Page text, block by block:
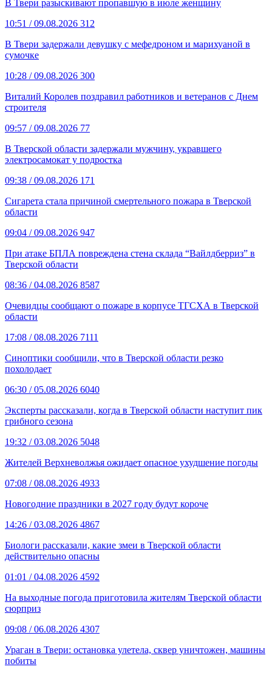
В Твери разыскивают пропавшую в июле женщину
10:51 / 09.08.2026 312
В Твери задержали девушку с мефедроном и марихуаной в
сумочке
10:28 / 09.08.2026 300
Виталий Королев поздравил работников и ветеранов с Днем
строителя
09:57 / 09.08.2026 77
В Тверской области задержали мужчину, укравшего
электросамокат у подростка
09:38 / 09.08.2026 171
Сигарета стала причиной смертельного пожара в Тверской
области
09:04 / 09.08.2026 947
При атаке БПЛА повреждена стена склада “Вайлдберриз” в
Тверской области
08:36 / 04.08.2026 8587
Очевидцы сообщают о пожаре в корпусе ТГСХА в Тверской
области
17:08 / 08.08.2026 7111
Синоптики сообщили, что в Тверской области резко
похолодает
06:30 / 05.08.2026 6040
Эксперты рассказали, когда в Тверской области наступит пик
грибного сезона
19:32 / 03.08.2026 5048
Жителей Верхневолжья ожидает опасное ухудшение погоды
07:08 / 08.08.2026 4933
Новогодние праздники в 2027 году будут короче
14:26 / 03.08.2026 4867
Биологи рассказали, какие змеи в Тверской области
действительно опасны
01:01 / 04.08.2026 4592
На выходные погода приготовила жителям Тверской области
сюрприз
09:08 / 06.08.2026 4307
Ураган в Твери: остановка улетела, сквер уничтожен, машины
побиты